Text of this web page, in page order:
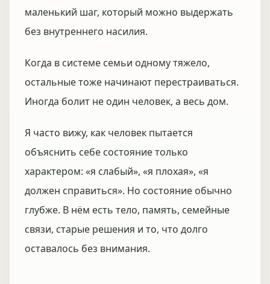
маленький шаг, который можно выдержать
без внутреннего насилия.
Когда в системе семьи одному тяжело,
остальные тоже начинают перестраиваться.
Иногда болит не один человек, а весь дом.
Я часто вижу, как человек пытается
объяснить себе состояние только
характером: «я слабый», «я плохая», «я
должен справиться». Но состояние обычно
глубже. В нём есть тело, память, семейные
связи, старые решения и то, что долго
оставалось без внимания.